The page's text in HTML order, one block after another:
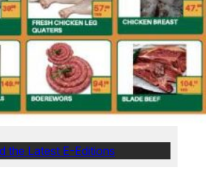
the Latest E-Editions